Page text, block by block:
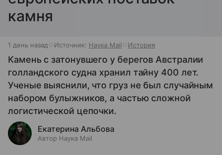
камня
1 день назад Источник: Наука Mail История
Камень с затонувшего у берегов Австралии
голландского судна хранил тайну 400 лет.
Ученые выяснили, что груз не был случайным
набором булыжников, а частью сложной
логистической цепочки.
Екатерина Альбова
Автор Наука Mail